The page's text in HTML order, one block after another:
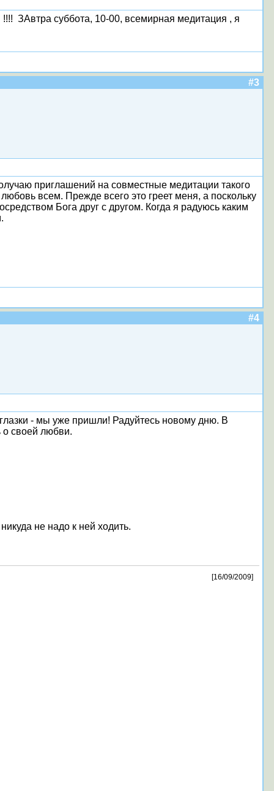
ЗАвтра суббота, 10-00, всемирная медитация , я
#3
приглашений на совместные медитации такого
всем. Прежде всего это греет меня, а поскольку
Бога друг с другом. Когда я радуюсь каким
#4
- мы уже пришли! Радуйтесь новому дню. В
о своей любви.
не надо к ней ходить.
[16/09/2009]